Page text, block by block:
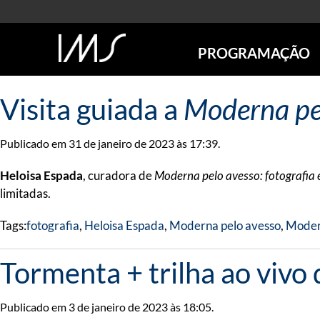
PROGRAMAÇÃO
SÃO PAULO
POÇOS DE CALDAS
FUTURAS
ANTERIORES
TOURS VIRTUAIS
VISITAS MEDIADAS
Visita guiada a Moderna
Publicado em 31 de janeiro de 2023 às 17:39.
Heloisa Espada, curadora deModerna pelo avesso:
limitadas.
Tags:fotografia, Heloisa Espada, Moderna pelo avesso,
Tormenta + trilha ao vivo
Publicado em 3 de janeiro de 2023 às 18:05.